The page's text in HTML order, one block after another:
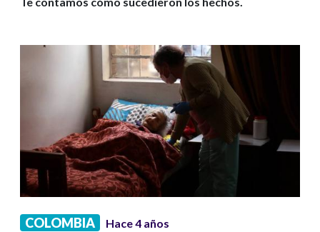
COLOMBIA Hace 4 años